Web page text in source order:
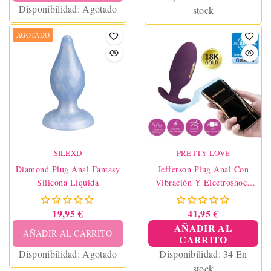
Disponibilidad: Agotado
stock
AGOTADO
SILEXD
Diamond Plug Anal Fantasy
Silicona Liquida
19,95 €
AÑADIR AL CARRITO
Disponibilidad: Agotado
PRETTY LOVE
Jefferson Plug Anal Con
Vibración Y Electroshock
Con APP
41,95 €
AÑADIR AL
CARRITO
Disponibilidad: 34 En
stock